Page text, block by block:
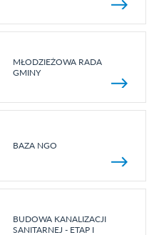
MŁODZIEŻOWA RADA
GMINY
BAZA NGO
BUDOWA KANALIZACJI
SANITARNEJ - ETAP I